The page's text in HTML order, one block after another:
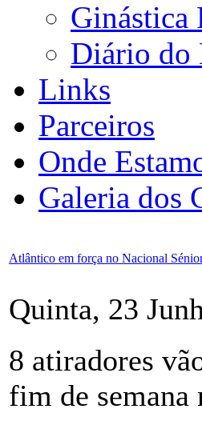
Ginástica
Diário do
Links
Parceiros
Onde
Galeria dos
Atlântico em força no Nacional
Quinta, 23
8 atiradores
fim de semana